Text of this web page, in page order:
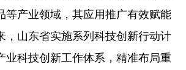
等产业领域，其应用推广有效赋能
，山东省实施系列科技创新行动计
业科技创新工作体系，精准布局重